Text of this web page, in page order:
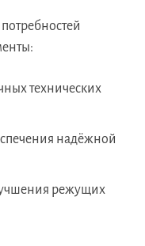
технических
надёжной
режущих